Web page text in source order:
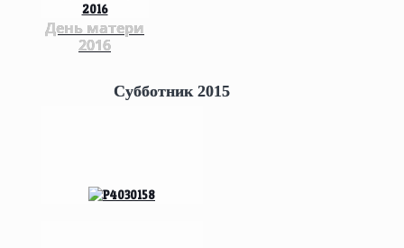
День матери
2016
Субботник 2015